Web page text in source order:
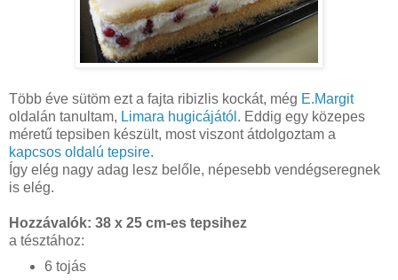
Több éve sütöm ezt a fajta ribizlis kockát, még E.Margit
oldalán tanultam, Limara hugicájától. Eddig egy közepes
méretű tepsiben készült, most viszont átdolgoztam a
kapcsos oldalú tepsire.
Így elég nagy adag lesz belőle, népesebb vendégseregnek
is elég.
Hozzávalók: 38 x 25 cm-es tepsihez
a tésztához:
6 tojás